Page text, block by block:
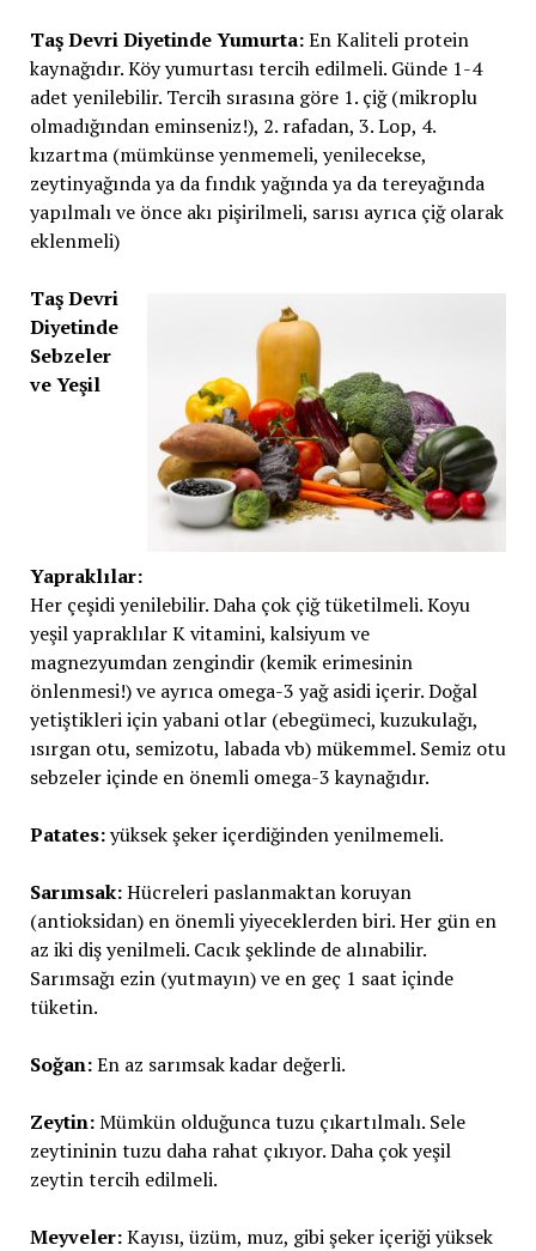
Taş Devri Diyetinde Yumurta:En Kaliteli protein
kaynağıdır. Köy yumurtası tercih edilmeli. Günde 1-4
adet yenilebilir. Tercih sırasına göre 1. çiğ (mikroplu
olmadığından eminseniz!), 2. rafadan, 3. Lop, 4.
kızartma (mümkünse yenmemeli, yenilecekse,
zeytinyağında ya da fındık yağında ya da tereyağında
yapılmalı ve önce akı pişirilmeli, sarısı ayrıca çiğ olarak
eklenmeli)
Taş Devri
Diyetinde
Sebzeler
ve Yeşil
Yapraklılar:
Her çeşidi yenilebilir. Daha çok çiğ tüketilmeli. Koyu
yeşil yapraklılar K vitamini, kalsiyum ve
magnezyumdan zengindir (kemik erimesinin
önlenmesi!) ve ayrıca omega-3 yağ asidi içerir. Doğal
yetiştikleri için yabani otlar (ebegümeci, kuzukulağı,
ısırgan otu, semizotu, labada vb) mükemmel. Semiz otu
sebzeler içinde en önemli omega-3 kaynağıdır.
Patates:yüksek şeker içerdiğinden yenilmemeli.
Sarımsak:Hücreleri paslanmaktan koruyan
(antioksidan) en önemli yiyeceklerden biri. Her gün en
az iki diş yenilmeli. Cacık şeklinde de alınabilir.
Sarımsağı ezin (yutmayın) ve en geç 1 saat içinde
tüketin.
Soğan:En az sarımsak kadar değerli.
Zeytin:Mümkün olduğunca tuzu çıkartılmalı. Sele
zeytininin tuzu daha rahat çıkıyor. Daha çok yeşil
zeytin tercih edilmeli.
Meyveler:Kayısı, üzüm, muz, gibi şeker içeriği yüksek